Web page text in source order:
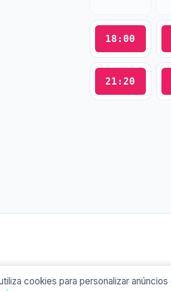
18:00
21:20
cookies para personalizar